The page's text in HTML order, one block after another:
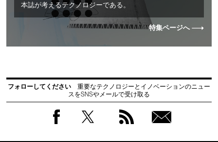
本誌が考えるテクノロジーである。
特集ページへ
フォローしてください
重要なテクノロジーとイノベーションのニュー
スをSNSやメールで受け取る